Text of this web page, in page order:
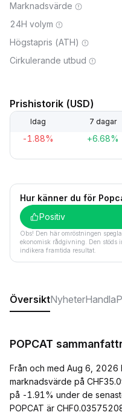
Marknadsvärde
24H volym
Högstapris (ATH)
Cirkulerande utbud
Prishistorik (USD)
Idag 7 dagar
-1.88% +6.68%
Hur känner du för
Positiv
Obs! Den här omröstningen
ekonomisk rådgivning. Den stöds
indikera framtida resultat.
ÖversiktNyheterHandla
POPCAT
Från och med Aug 6, 2026
marknadsvärde på
på -1.91% under de
POPCAT är